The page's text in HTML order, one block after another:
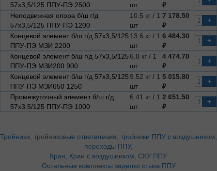
57х3,5/125 ППУ-ПЭ 2500
шт
₽
Неподвижная опора б/ш г/д
57х3,5/125 ППУ-ПЭ 1200
10.5 кг / 1
шт
7 178.50
₽
+
Концевой элемент б/ш г/д 57х3,5/125
ППУ-ПЭ МЗИ 2200
13.6 кг / 1
шт
6 484.30
₽
+
Концевой элемент б/ш г/д 57х3,5/125
ППУ-ПЭ МЗИ200 900
6.8 кг / 1
шт
4 474.70
₽
+
Концевой элемент б/ш г/д 57х3,5/125
ППУ-ПЭ МЗИ650 1250
9.52 кг / 1
шт
5 015.80
₽
+
Промежуточный элемент б/ш г/д
57х3.5/125 ППУ-ПЭ 1000
6.41 кг / 1
шт
2 651.50
₽
+
Тройники, тройниковые ответвления, тройники ППУ с воздушником,
переходы ППУ,
Кран, Кран с воздушником, СКУ ППУ
Остальные комплекты заделки стыка ППУ